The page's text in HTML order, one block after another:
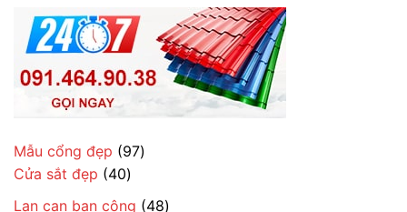
Mẫu cổng đẹp 9797
phẩm
Cửa sắt đẹp 4040
sản
Lan can ban công 4848